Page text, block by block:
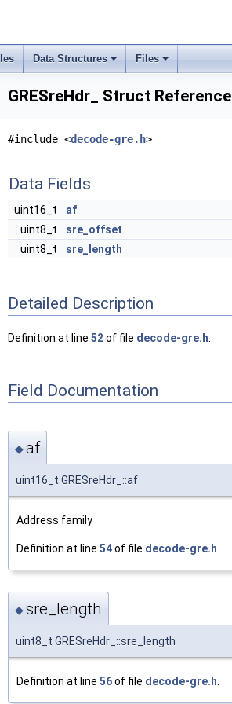
Data Structures Files
GRESreHdr_ Struct Reference
#include <decode-gre.h>
Data Fields
uint16_t
af
uint8_t
sre_offset
uint8_t
sre_length
Detailed Description
Definition at line 52of file decode-gre.h
Field Documentation
◆af
uint16_t GRESreHdr_::af
Address family
Definition at line 54of file decode-gre.h
◆sre_length
uint8_t GRESreHdr_::sre_length
Definition at line 56of file decode-gre.h